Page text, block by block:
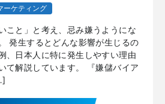
ーケティング
こと」と考え、忌み嫌うようにな
発生するとどんな影響が生じるの
、日本人に特に発生しやすい理由
て解説しています。 『嫌儲バイア